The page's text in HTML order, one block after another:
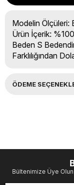
Modelin Ölçüleri:
Ürün İçerik:
Beden S
Farklılığından
ÖDEME
Bültenimize Üye